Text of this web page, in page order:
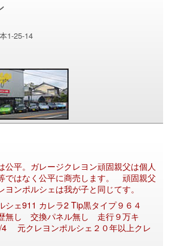
1-25-14
公平。ガレージクレヨン頑固親父は個人
ではなく公平に商売します。 頑固親父
ヨンポルシェは我が子と同じてす。
シェ911 カレラ2 Tip黒タイプ９６４
無し 交換パネル無し 走行９万キ
クレヨンポルシェ２０年以上クレ